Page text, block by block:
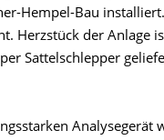
Hempel-Bau
Herzstück der Anlage
Sattelschlepper
Analysegerät